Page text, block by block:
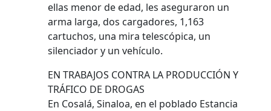
ellas menor de edad, les aseguraron un
arma larga, dos cargadores, 1,163
cartuchos, una mira telescópica, un
silenciador y un vehículo.
EN TRABAJOS CONTRA LA PRODUCCIÓN Y
TRÁFICO DE DROGAS
En Cosalá, Sinaloa, en el poblado Estancia